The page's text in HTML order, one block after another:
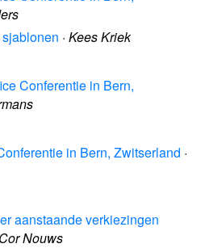
· Kees Kriek
Conferentie in Bern,
in Bern, Zwitserland ·
aanstaande verkiezingen
Cor Nouws